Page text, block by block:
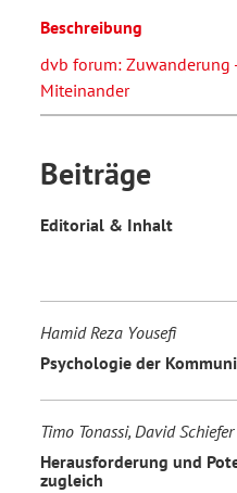
Beschreibung
dvb forum: Zuwanderung
Miteinander
Beiträge
Editorial & Inhalt
Hamid Reza Yousefi
Psychologie der
Timo Tonassi, David Schiefer
Herausforderung und
zugleich